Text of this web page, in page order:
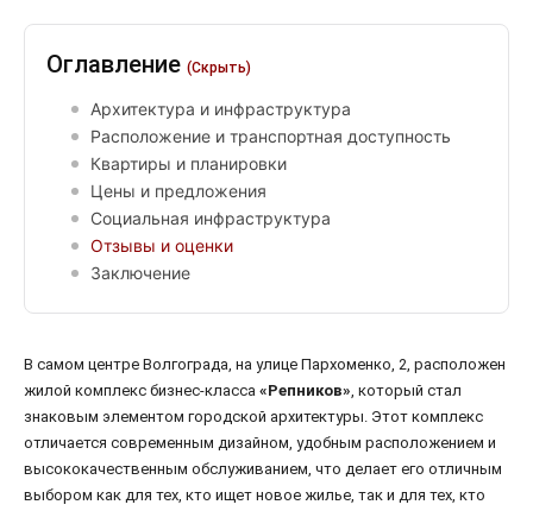
Оглавление (Скрыть)
Архитектура и инфраструктура
Расположение и транспортная доступность
Квартиры и планировки
Цены и предложения
Социальная инфраструктура
Отзывы и оценки
Заключение
В самом центре Волгограда, на улице Пархоменко, 2, расположен
жилой комплекс бизнес-класса «Репников», который стал
знаковым элементом городской архитектуры. Этот комплекс
отличается современным дизайном, удобным расположением и
высококачественным обслуживанием, что делает его отличным
выбором как для тех, кто ищет новое жилье, так и для тех, кто